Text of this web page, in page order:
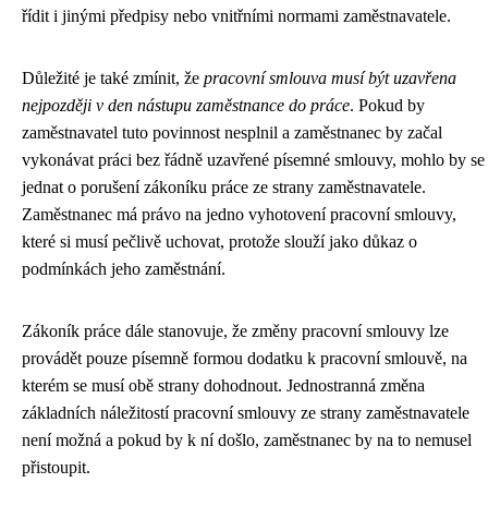
řídit i jinými předpisy nebo vnitřními normami zaměstnavatele.
Důležité je také zmínit, že pracovní smlouva musí být uzavřena
nejpozději v den nástupu zaměstnance do práce. Pokud by
zaměstnavatel tuto povinnost nesplnil a zaměstnanec by začal
vykonávat práci bez řádně uzavřené písemné smlouvy, mohlo by se
jednat o porušení zákoníku práce ze strany zaměstnavatele.
Zaměstnanec má právo na jedno vyhotovení pracovní smlouvy,
které si musí pečlivě uchovat, protože slouží jako důkaz o
podmínkách jeho zaměstnání.
Zákoník práce dále stanovuje, že změny pracovní smlouvy lze
provádět pouze písemně formou dodatku k pracovní smlouvě, na
kterém se musí obě strany dohodnout. Jednostranná změna
základních náležitostí pracovní smlouvy ze strany zaměstnavatele
není možná a pokud by k ní došlo, zaměstnanec by na to nemusel
přistoupit.